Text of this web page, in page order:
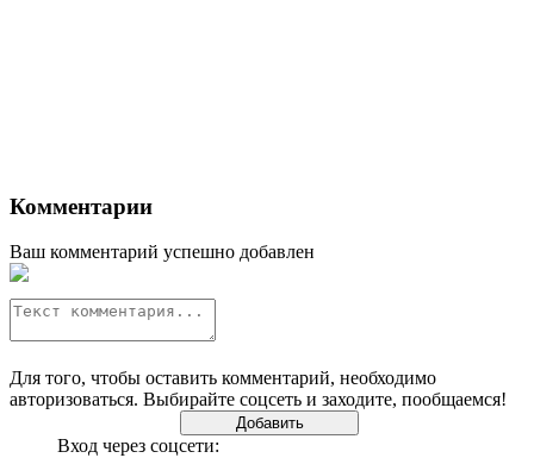
Комментарии
Ваш комментарий успешно добавлен
Для того, чтобы оставить комментарий, необходимо
авторизоваться. Выбирайте соцсеть и заходите, пообщаемся!
Вход через соцсети: